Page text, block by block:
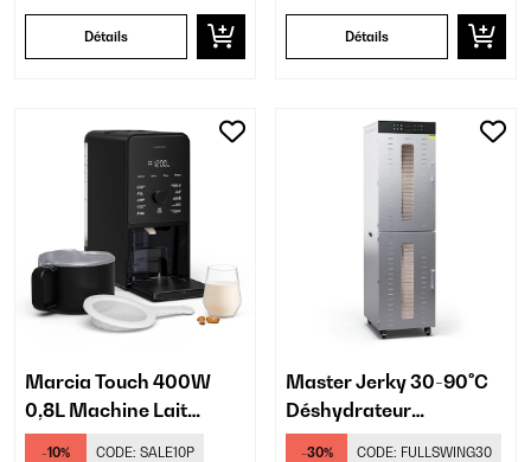
Détails Détails
Marcia Touch 400W
0,8L Machine Lait
Vegetal Noir
-10% CODE: SALE10P
Master Jerky 30-90°C
Déshydrateur
Professionnel 40
-30% CODE: FULLSWING30